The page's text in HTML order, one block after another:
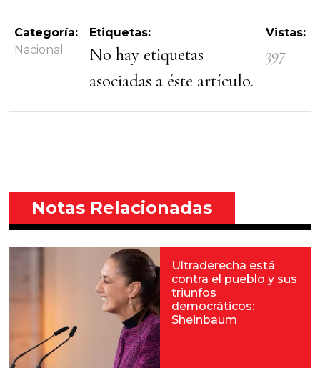
Categoría:
Nacional
Etiquetas:
No hay etiquetas
asociadas a éste artículo.
Vistas:
397
Notas Relacionadas
Ultraderecha está
contra el pueblo y sus
triunfos
democráticos:
Sheinbaum